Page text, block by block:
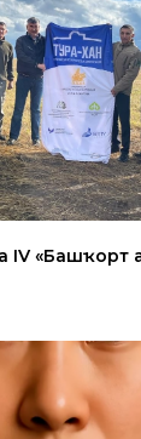
IV «Башҡорт